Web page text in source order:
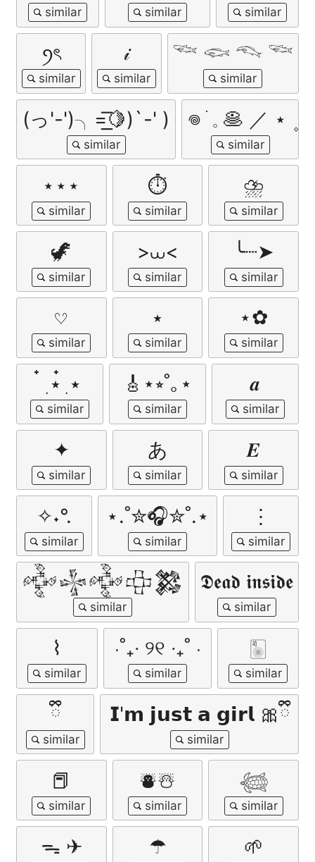
ꪆৎ 𝒾 𓆝 𓆟 𓆞 𓆝
(っ'-')╮=͟͟͞🍋)`-' ) 𖦹 ׂ 𓈒 🥞 ／ ⋆ ۪
⋆⋆⋆ ⏱ ⛈
🦖 >⩊< ╰┈➤
𔘓 ⭑ ⋆✿
๋ ࣭ ⭑๋ ࣭ ⭑ 🎸⋆⭒˚｡⋆ 𝒂
✦ あ 𝑬
✧˖°. ⋆.˚✮🎧✮˚.⋆ ⋮
𒅒𒈔𒅒𒇫𒄆 𝕯𝖊𝖆𝖉 𝖎𝖓𝖘𝖎𝖉𝖊
⌇ ⋅˚₊‧ ୨୧ ‧₊˚ ⋅ 🀥
ྀི 𝗜'𝗺 𝗷𝘂𝘀𝘁 𝗮 𝗴𝗶𝗿𝗹 🎀ྀི
📕 ⛇☃︎ 𓆉
ᯓ ✈︎ ☂ 🌱